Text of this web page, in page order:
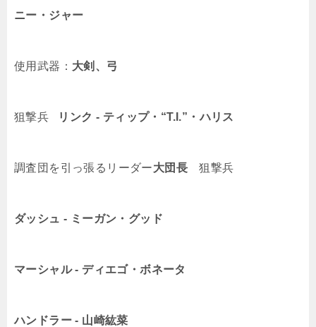
ニー・ジャー
使用武器： 大剣、弓
狙撃兵 リンク ‐ ティップ・“T.I.”・ハリス
調査団を引っ張るリーダー大団長 狙撃兵
ダッシュ ‐ ミーガン・グッド
マーシャル ‐ ディエゴ・ボネータ
ハンドラー ‐ 山崎紘菜